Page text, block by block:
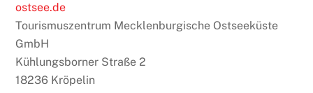
ostsee.de
Tourismuszentrum Mecklenburgische Ostseeküste
GmbH
Kühlungsborner Straße 2
18236 Kröpelin